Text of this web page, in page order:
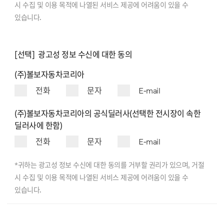
시 수집 및 이용 목적에 나열된 서비스 제공에 어려움이 있을 수
있습니다.
[선택] 광고성 정보 수신에 대한 동의
(주)볼보자동차코리아
전화
문자 E-mail
(주)볼보자동차코리아의 공식딜러사(선택한 전시장이 속한
딜러사에 한함)
전화
문자 E-mail
*귀하는 광고성 정보 수신에 대한 동의를 거부할 권리가 있으며, 거절
시 수집 및 이용 목적에 나열된 서비스 제공에 어려움이 있을 수
있습니다.